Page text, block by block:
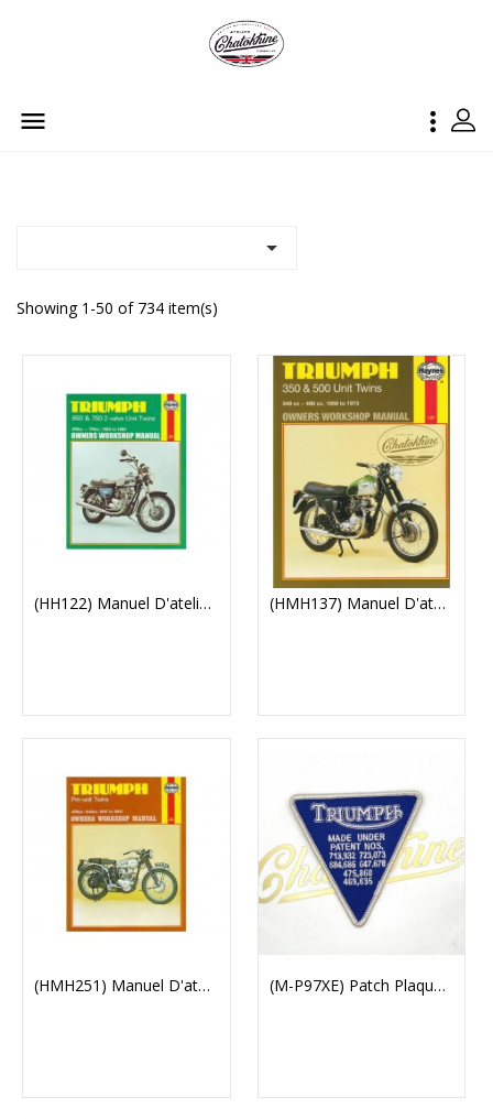
 

Showing 1-50 of 734 item(s)
(HH122) Manuel D'atelier Haynes TRIUMPH T120/T140 (HMH137) Manuel D'atelier Haynes TRIUMPH 350/500 Bloc Moteur
(HMH251) Manuel D'atelier Haynes TRIUMPH 500/650 Boite Séparée (M-P97XE) Patch Plaque Triumph Bleu